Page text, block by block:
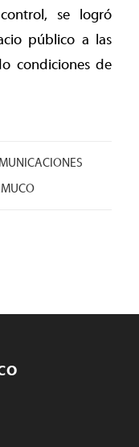
se logró
público a las
condiciones de